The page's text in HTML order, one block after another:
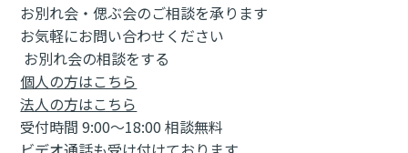
お別れ会・偲ぶ会のご相談を承ります
お気軽にお問い合わせください
お別れ会の相談をする
個人の方はこちら
法人の方はこちら
受付時間 9:00～18:00 相談無料